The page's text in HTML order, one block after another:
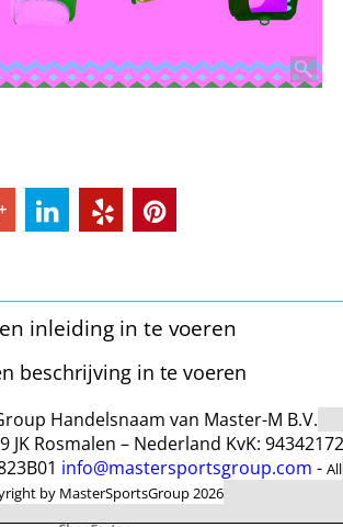
inleiding in te voeren
beschrijving in te voeren
Handelsnaam van Master-M B.V.
JK Rosmalen – Nederland KvK: 94342172
info@mastersportsgroup.com - All
by MasterSportsGroup 2026